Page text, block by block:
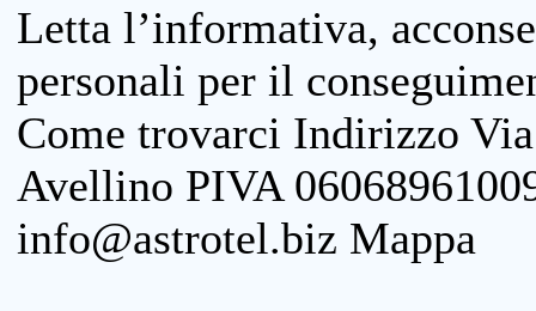
Letta l’informativa,
personali per il
Come trovarci Indirizzo
Avellino PIVA
info@astrotel.biz Mappa